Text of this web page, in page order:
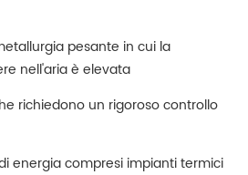
pesante in cui la
nell'aria è elevata
richiedono un rigoroso controllo
energia compresi impianti termici